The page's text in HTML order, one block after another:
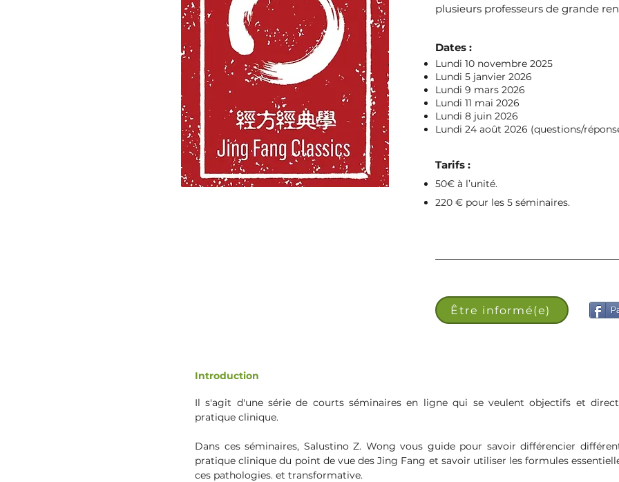
plusieurs professeurs de grande
Dates :
Lundi 10 novembre 2025
Lundi 5 janvier 2026
Lundi 9 mars 2026
Lundi 11 mai 2026
Lundi 8 juin 2026
Lundi 24 août 2026 (questions/
Tarifs :
50€ à l’unité.
220 € pour les 5 séminaires.
Être informé(e)
Introduction
Il s'agit d'une série de courts séminaires en ligne qui se veulent objectifs et
pratique clinique.
Dans ces séminaires, Salustino Z. Wong vous guide pour savoir différencier
pratique clinique du point de vue des Jing Fang et savoir utiliser les formules
ces pathologies. et transformative.